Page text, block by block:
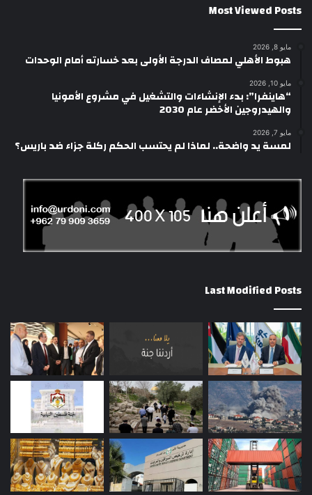
Most Viewed Posts
مايو 8, 2026
هبوط الأهلي لمصاف الدرجة الأولى بعد خسارته أمام الوحدات
مايو 10, 2026
“هاينفرا”: بدء الإنشاءات والتشغيل في مشروع الأمونيا
والهيدروجين الأخضر عام 2030
مايو 7, 2026
لمسة يد واضحة.. لماذا لم يحتسب الحكم ركلة جزاء ضد باريس؟
Last Modified Posts